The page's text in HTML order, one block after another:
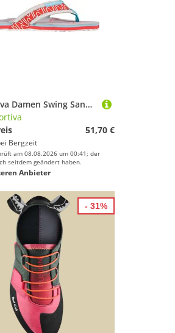
La Sportiva Damen Swing Sandale
51,70 €
Bergzeit
am 08.08.2026 um 00:41; der
seitdem geändert haben.
Anbieter
- 31%